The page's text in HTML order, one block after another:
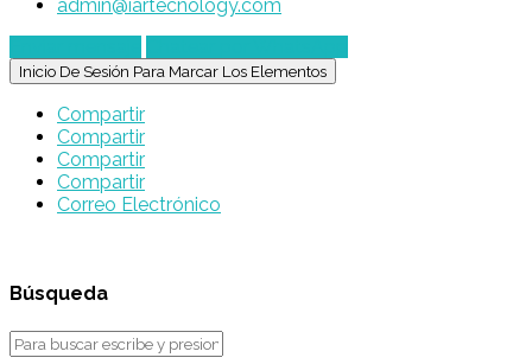
admin@iartecnology.com
Inicio De Sesión Para Marcar Los Elementos
Compartir
Compartir
Compartir
Compartir
Correo Electrónico
Búsqueda